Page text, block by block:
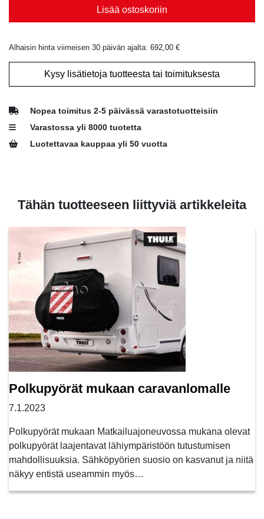
Lisää ostoskoriin
Alhaisin hinta viimeisen 30 päivän ajalta: 692,00 €
Kysy lisätietoja tuotteesta tai toimituksesta
Nopea toimitus 2-5 päivässä varastotuotteisiin
Varastossa yli 8000 tuotetta
Luotettavaa kauppaa yli 50 vuotta
Tähän tuotteeseen liittyviä artikkeleita
Polkupyörät mukaan caravanlomalle
7.1.2023
Polkupyörät mukaan Matkailuajoneuvossa mukana olevat
polkupyörät laajentavat lähiympäristöön tutustumisen
mahdollisuuksia. Sähköpyörien suosio on kasvanut ja niitä
näkyy entistä useammin myös…